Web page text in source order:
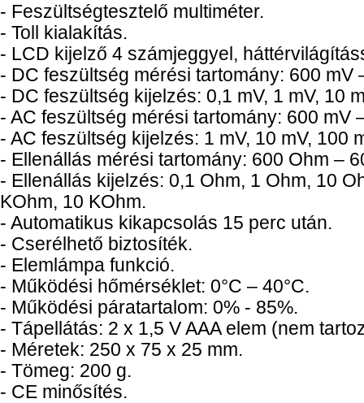
- Feszültségtesztelő multiméter.
- Toll kialakítás.
- LCD kijelző 4 számjeggyel,
- DC feszültség mérési tartomány: 600 mV
- DC feszültség kijelzés: 0,1 mV, 1 mV, 10
- AC feszültség mérési tartomány: 600 mV
- AC feszültség kijelzés: 1 mV, 10 mV, 100
- Ellenállás mérési tartomány: 600 Ohm –
- Ellenállás kijelzés: 0,1 Ohm, 1 Ohm, 10
KOhm, 10 KOhm.
- Automatikus kikapcsolás 15 perc után.
- Cserélhető biztosíték.
- Elemlámpa funkció.
- Működési hőmérséklet: 0°C – 40°C.
- Működési páratartalom: 0% - 85%.
- Tápellátás: 2 x 1,5 V AAA elem (nem
- Méretek: 250 x 75 x 25 mm.
- Tömeg: 200 g.
- CE minősítés.